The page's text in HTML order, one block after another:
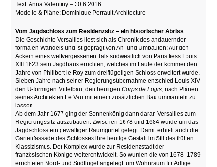
Text: Anna Valentiny – 30.6.2016
Modelle & Pläne: Dominique Perrault Architecture
Vom Jagdschloss zum Residenzsitz – ein historischer Abriss
Die Geschichte Versailles liest sich als Chronik des andauernden
formalen Wandels und ist geprägt von An- und Umbauten: Auf den
Äckern eines weltvergessenen Tals südwestlich von Paris liess Louis
XIII 1623 sein Jagdhaus errichten, welches im Laufe der kommenden
Jahre von Philibert le Roy zum dreiflügeligen Schloss erweitert wurde.
Sieben Jahre nach seiner Regierungsübernahme entschied Louis XIV
den U-förmigen Mittelbau, den heutigenCorps de Logis,nach Plänen
seines Architekten Le Vau mit einem zusätzlichen Bau ummanteln zu
lassen.
Ab dem Jahr 1677 ging der Sonnenkönig dann daran Versailles zum
Regierungssitz auszubauen: Zwischen 1678 und 1684 wurde um das
Jagdschloss ein gewaltiger Raumgürtel gelegt. Damit erhielt auch die
Gartenfassade des Schlosses ihre heutige Gestalt im Stil des frühen
Klassizismus. Der Komplex wurde zur Residenzstadt der
französischen Könige weiterentwickelt. So wurden die von 1678–1789
errichteten Nord- und Südflügel angelegt, um Wohnraum für Adlige